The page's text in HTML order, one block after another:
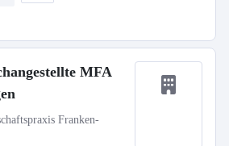
MFA
Franken-